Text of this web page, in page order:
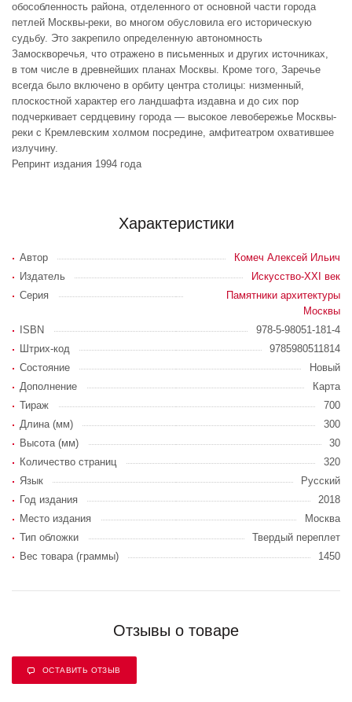
обособленность района, отделенного от основной части города
петлей Москвы-реки, во многом обусловила его историческую
судьбу. Это закрепило определенную автономность
Замоскворечья, что отражено в письменных и других источниках,
в том числе в древнейших планах Москвы. Кроме того, Заречье
всегда было включено в орбиту центра столицы: низменный,
плоскостной характер его ландшафта издавна и до сих пор
подчеркивает сердцевину города — высокое левобережье Москвы-
реки с Кремлевским холмом посредине, амфитеатром охватившее
излучину.
Репринт издания 1994 года
Характеристики
Автор
Комеч Алексей Ильич
Издатель
Искусство-XXI век
Серия
Памятники архитектуры
Москвы
ISBN
978-5-98051-181-4
Штрих-код
9785980511814
Состояние
Новый
Дополнение
Карта
Тираж
700
Длина (мм)
300
Высота (мм)
30
Количество страниц
320
Язык
Русский
Год издания
2018
Место издания
Москва
Тип обложки
Твердый переплет
Вес товара (граммы)
1450
Отзывы о товаре
ОСТАВИТЬ ОТЗЫВ